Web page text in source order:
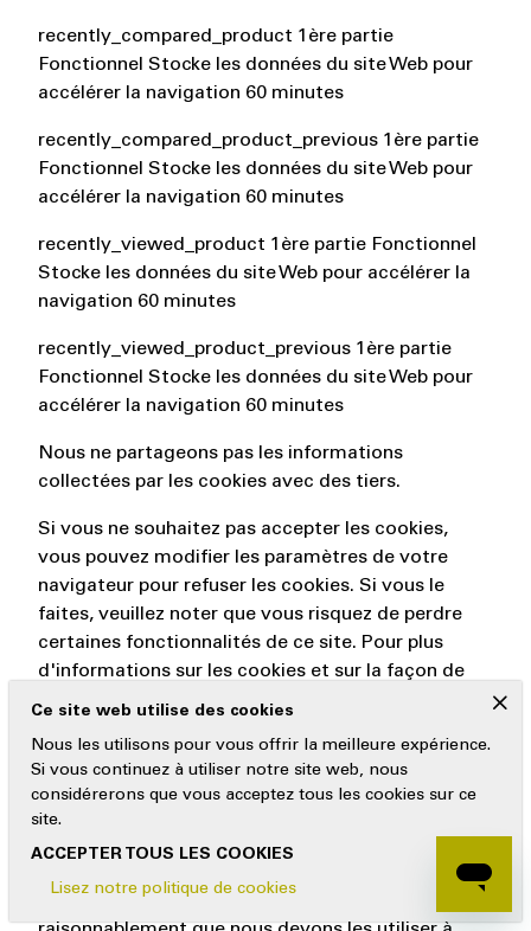
recently_compared_product 1ère partie
Fonctionnel Stocke les données du site Web pour
accélérer la navigation 60 minutes
recently_compared_product_previous 1ère partie
Fonctionnel Stocke les données du site Web pour
accélérer la navigation 60 minutes
recently_viewed_product 1ère partie Fonctionnel
Stocke les données du site Web pour accélérer la
navigation 60 minutes
recently_viewed_product_previous 1ère partie
Fonctionnel Stocke les données du site Web pour
accélérer la navigation 60 minutes
Nous ne partageons pas les informations
collectées par les cookies avec des tiers.
Si vous ne souhaitez pas accepter les cookies,
vous pouvez modifier les paramètres de votre
navigateur pour refuser les cookies. Si vous le
faites, veuillez noter que vous risquez de perdre
certaines fonctionnalités de ce site. Pour plus
d'informations sur les cookies et sur la façon de
les désactiver, veuillez consulter la page Web du
https://ico.org.uk/for-the-public/online/cookies/.
5.7 CHANGEMENT DE FINALITÉ
Nous n'utiliserons vos données personnelles que
collectées, sauf si nous considérons
Ce site web utilise des cookies
Nous les utilisons pour vous offrir la meilleure expérience.
Si vous continuez à utiliser notre site web, nous
considérerons que vous acceptez tous les cookies sur ce
site.
ACCEPTER TOUS LES COOKIES
Lisez notre politique de cookies
x